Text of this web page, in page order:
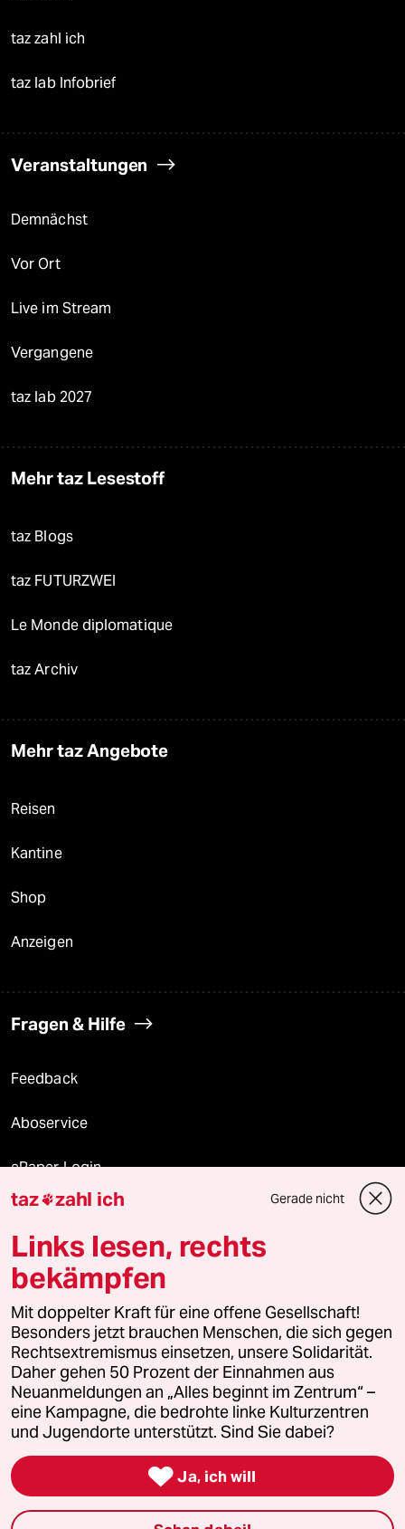
taz zahl ich
taz lab Infobrief
Veranstaltungen
Demnächst
Vor Ort
Live im Stream
Vergangene
taz lab 2027
Mehr taz Lesestoff
taz Blogs
taz FUTURZWEI
Le Monde diplomatique
taz Archiv
Mehr taz Angebote
Reisen
Kantine
Shop
Anzeigen
Fragen & Hilfe
Feedback
Aboservice
ePaper Login
Downloads für Abonnierende
© 2026 taz Verlags und Vertriebs GmbH
Alle Rechte vorbehalten. Bei rechtlichen Fragen oder für Genehmigungen
wenden Sie sich bitte an lizenzen@taz.de
Feedback Redaktionsstatut Kommune-Richtlinien
Leitlinie Informant Datenschutz Impressum AGB
Seitenwende Einwilligungen widerrufen (Ads)
taz zahl ich Gerade nicht
Links lesen, rechts
bekämpfen
Mit doppelter Kraft für eine offene Gesellschaft!
Besonders jetzt brauchen Menschen, die sich gegen
Rechtsextremismus einsetzen, unsere Solidarität.
Daher gehen 50 Prozent der Einnahmen aus
Neuanmeldungen an „Alles beginnt im Zentrum“ –
eine Kampagne, die bedrohte linke Kulturzentren
und Jugendorte unterstützt. Sind Sie dabei?
 Ja, ich will